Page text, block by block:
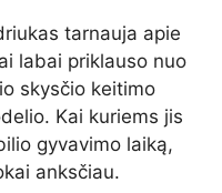
tarnauja apie
labai priklauso nuo
skysčio keitimo
Kai kuriems jis
gyvavimo laiką,
anksčiau.